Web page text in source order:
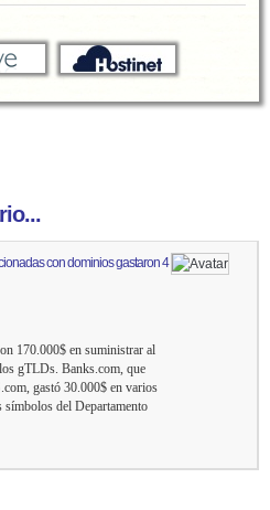
con dominios gastaron 4
170.000$ en suministrar al
gTLDs. Banks.com, que
gastó 30.000$ en varios
símbolos del Departamento